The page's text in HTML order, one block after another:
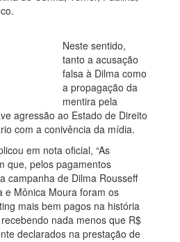
Neste sentido,
tanto a acusação
falsa à Dilma como
a propagação da
mentira pela
agressão ao Estado de Direito
com a conivência da mídia.
em nota oficial, “As
que, pelos pagamentos
campanha de Dilma Rousseff
e Mônica Moura foram os
mais bem pagos na história
nada menos que R$
declarados na prestação de